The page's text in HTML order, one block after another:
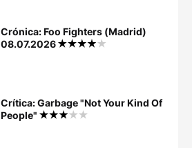
Crónica: Foo Fighters (Madrid)
08.07.2026
Crítica: Garbage "Not Your Kind Of
People"